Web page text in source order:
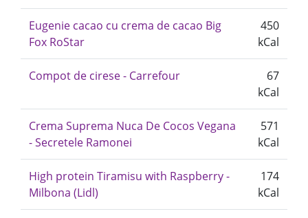
Eugenie cacao cu crema de cacao Big
Fox RoStar
450
kCal
Compot de cirese - Carrefour
67
kCal
Crema Suprema Nuca De Cocos Vegana
- Secretele Ramonei
571
kCal
High protein Tiramisu with Raspberry -
Milbona (Lidl)
174
kCal